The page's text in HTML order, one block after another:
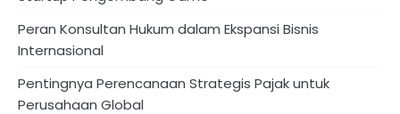
Peran Konsultan Hukum dalam Ekspansi Bisnis
Internasional
Pentingnya Perencanaan Strategis Pajak untuk
Perusahaan Global